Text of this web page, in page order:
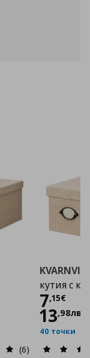
(6)
KVARNVIK
кутия с
7,15€
Цена
13,98лв
40 точки